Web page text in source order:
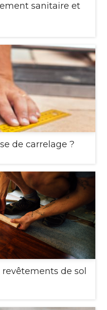
sanitaire et
de carrelage ?
de sol